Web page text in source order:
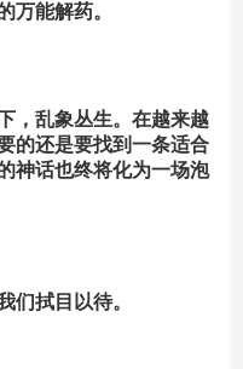
万能解药。
，乱象丛生。 在越来越
的还是要找到一条适合
神话也终将化为一场泡
们拭目以待。